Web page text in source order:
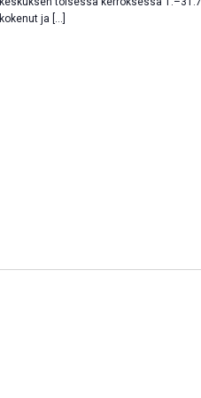
kokenut ja […]